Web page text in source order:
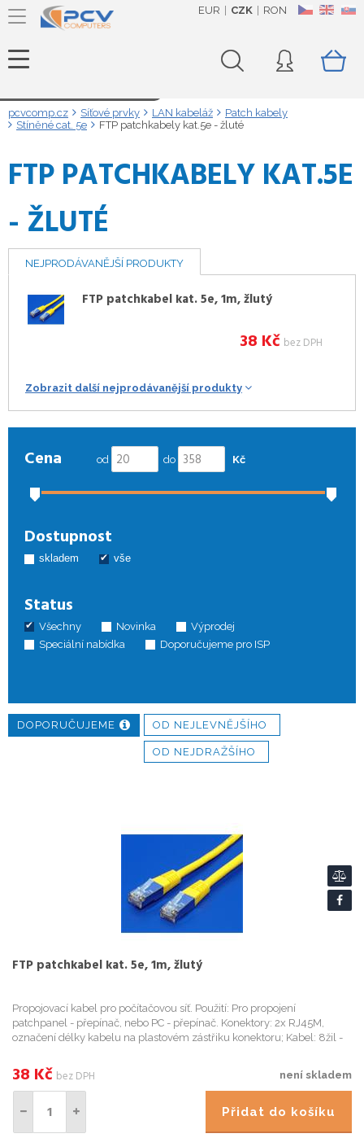
CZ EN SK
EUR CZK RON
pcvcomp.cz Síťové prvky LAN kabeláž
Patch kabely
Stíněné cat. 5e
FTP patchkabely kat.5e - žluté
FTP PATCHKABELY KAT.5E
- ŽLUTÉ
NEJPRODÁVANĚJŠÍ PRODUKTY
FTP patchkabel kat. 5e, 1m, žlutý
38 Kč bez DPH
Zobrazit další nejprodávanější produkty
Cena od do Kč
Dostupnost
skladem vše
Status
Všechny Novinka
Výprodej
Speciální nabídka
Doporučujeme pro ISP
DOPORUČUJEME OD NEJLEVNĚJŠÍHO
OD NEJDRAŽŠÍHO
FTP patchkabel kat. 5e, 1m, žlutý
Propojovací kabel pro počítačovou síť. Použití: Pro propojení
patchpanel - přepínač, nebo PC - přepínač. Konektory: 2x RJ45M,
označení délky kabelu na plastovém zástřiku konektoru; Kabel: 8žil -
není skladem
38 Kč bez DPH
Přidat do košíku